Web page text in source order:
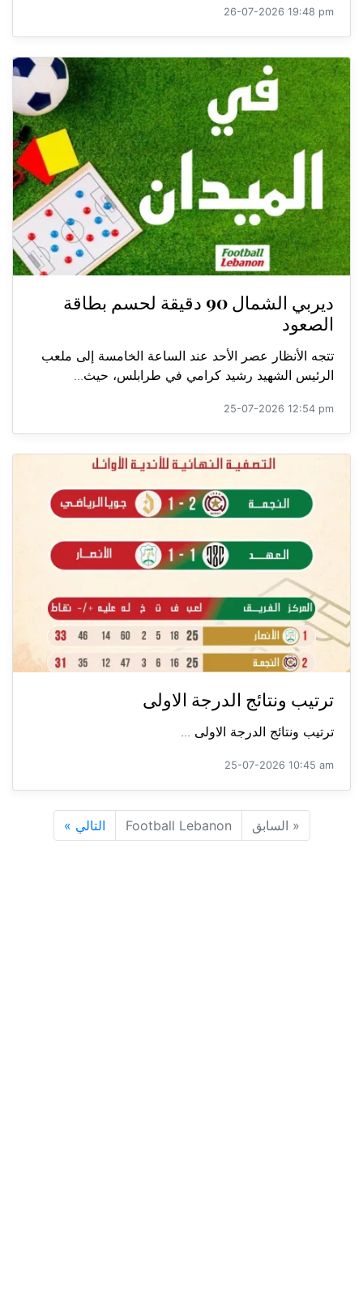
26-07-2026 19:48 pm
ديربي الشمال 90 دقيقة لحسم بطاقة
الصعود
تتجه الأنظار عصر الأحد عند الساعة الخامسة إلى ملعب
الرئيس الشهيد رشيد كرامي في طرابلس، حيث...
25-07-2026 12:54 pm
ترتيب ونتائج الدرجة الاولى
ترتيب ونتائج الدرجة الاولى ...
25-07-2026 10:45 am
« السابق Football Lebanon التالي »